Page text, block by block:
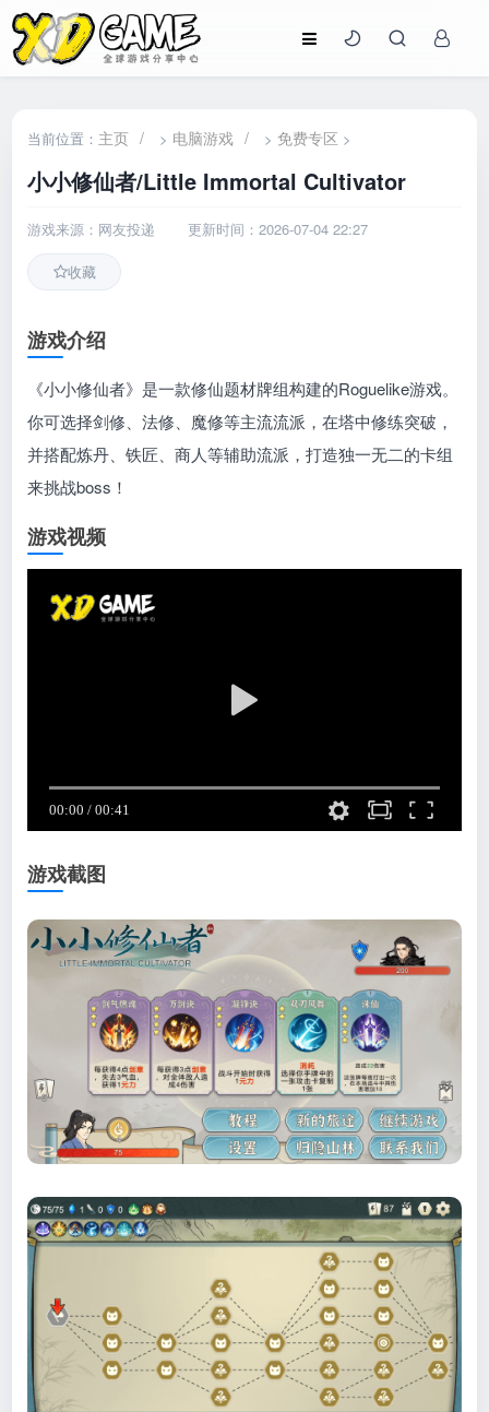
当前位置： 主页 / > 电脑游戏 / > 免费专区 >
小小修仙者/Little Immortal Cultivator
游戏来源：网友投递 更新时间：2026-07-04 22:27
收藏
游戏介绍
《小小修仙者》是一款修仙题材牌组构建的Roguelike游戏。
你可选择剑修、法修、魔修等主流流派，在塔中修练突破，
并搭配炼丹、铁匠、商人等辅助流派，打造独一无二的卡组
来挑战boss！
游戏视频
游戏截图